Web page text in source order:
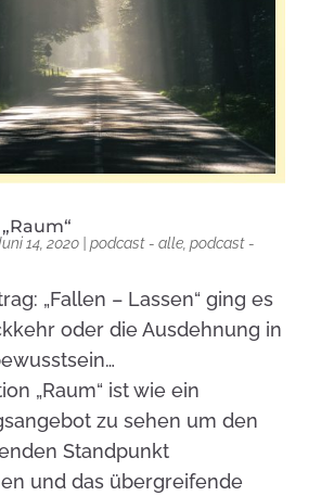
14, 2020| podcast - alle, podcast -
„Fallen – Lassen“ ging es
oder die Ausdehnung in
„Raum“ ist wie ein
zu sehen um den
Standpunkt
und das übergreifende